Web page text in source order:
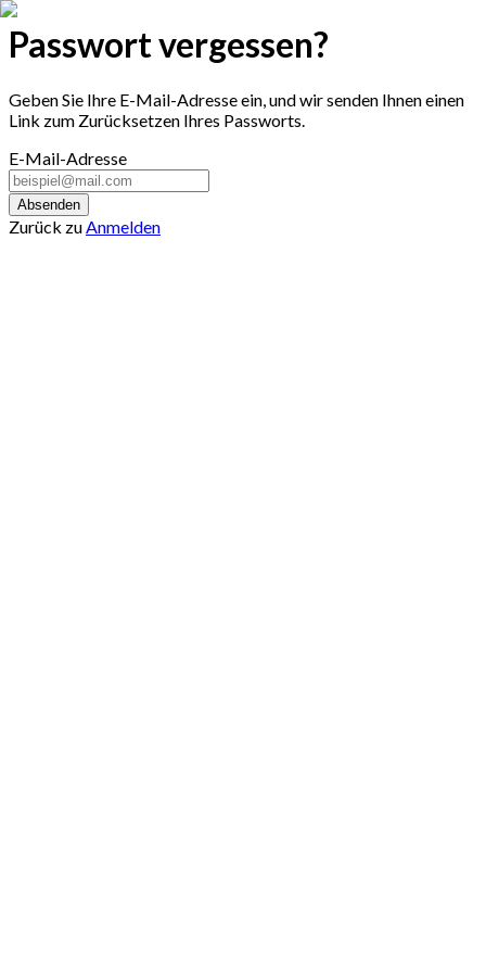
Passwort vergessen?
Geben Sie Ihre E-Mail-Adresse ein, und wir senden Ihnen einen
Link zum Zurücksetzen Ihres Passworts.
E-Mail-Adresse
Absenden
Zurück zuAnmelden